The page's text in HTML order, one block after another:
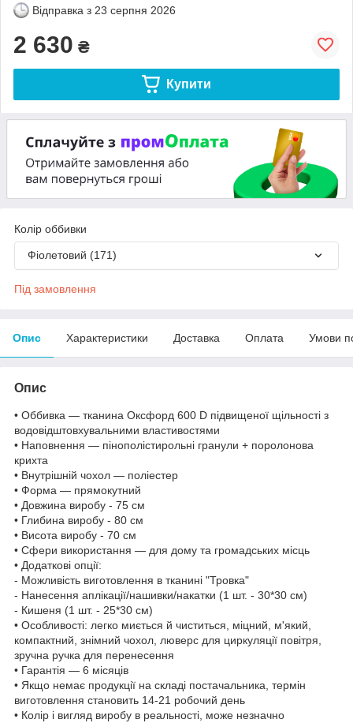
Відправка з 23 серпня 2026
2 630 ₴
Купити
Колір оббивки
Фіолетовий (171)
Під замовлення
Опис Характеристики Доставка Оплата Умови
Опис
• Оббивка — тканина Оксфорд 600 D підвищеної щільності з
водовідштовхувальними властивостями
• Наповнення — пінополістирольні гранули + поролонова
крихта
• Внутрішній чохол — поліестер
• Форма — прямокутний
• Довжина виробу - 75 см
• Глибина виробу - 80 см
• Висота виробу - 70 см
• Сфери використання — для дому та громадських місць
• Додаткові опції:
- Можливість виготовлення в тканині "Тровка"
- Нанесення аплікації/нашивки/накатки (1 шт. - 30*30 см)
- Кишеня (1 шт. - 25*30 см)
• Особливості: легко миється й чиститься, міцний, м'який,
компактний, знімний чохол, люверс для циркуляції повітря,
зручна ручка для перенесення
• Гарантія — 6 місяців
• Якщо немає продукції на складі постачальника, термін
виготовлення становить 14-21 робочий день
• Колір і вигляд виробу в реальності, може незначно